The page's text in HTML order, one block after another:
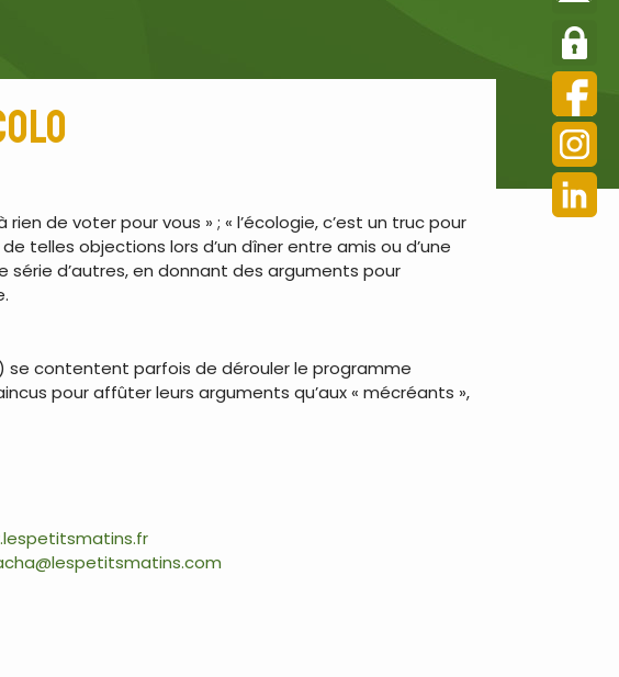
de voter pour vous » ; « l’écologie, c’est un truc pour
telles objections lors d’un dîner entre amis ou d’une
d’autres, en donnant des arguments pour
se contentent parfois de dérouler le programme
pour affûter leurs arguments qu’aux « mécréants »,